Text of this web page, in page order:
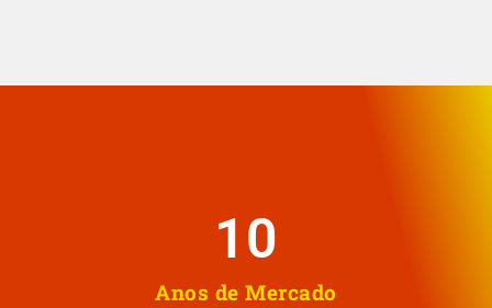
Anos de Mercado
10